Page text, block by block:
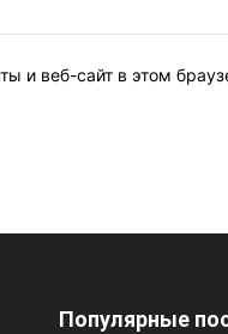
и веб-сайт в этом
Популярные